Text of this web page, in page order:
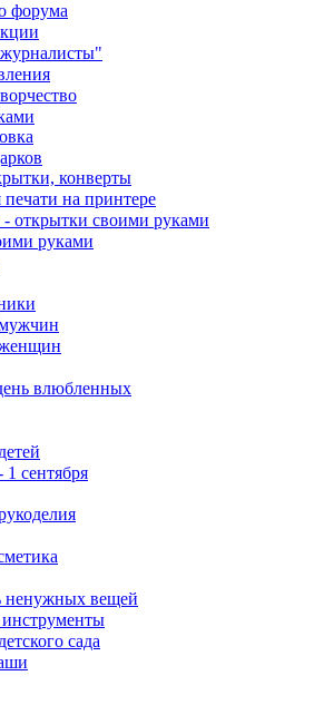
форума
конверты
на принтере
открытки своими руками
руками
влюбленных
сентября
вещей
сада